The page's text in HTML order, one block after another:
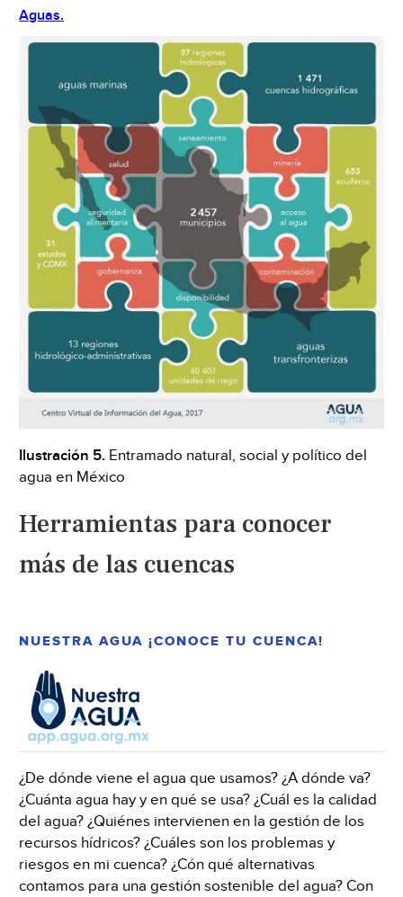
Aguas.
Ilustración 5. Entramado natural, social y político del
agua en México
Herramientas para conocer
más de las cuencas
NUESTRA AGUA ¡CONOCE TU CUENCA!
¿De dónde viene el agua que usamos? ¿A dónde va?
¿Cuánta agua hay y en qué se usa? ¿Cuál es la calidad
del agua? ¿Quiénes intervienen en la gestión de los
recursos hídricos? ¿Cuáles son los problemas y
riesgos en mi cuenca? ¿Cón qué alternativas
contamos para una gestión sostenible del agua? Con